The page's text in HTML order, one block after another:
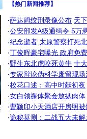
【热门新闻推荐】
·萨达姆绞刑录像公布 天
·公安部发A级通缉令 5万
·纪念逝者 太原警察打死
·丁俊晖豪宅曝光 政府免
·野生东北虎咬死黄牛 十
·专家辩论伪科学废留现
·校花口述：高中时献初夜
·女白领祼体聚会放纵肉体
·曹颖印小天酒店开房照被
·诡秘莫测：二战五大未解